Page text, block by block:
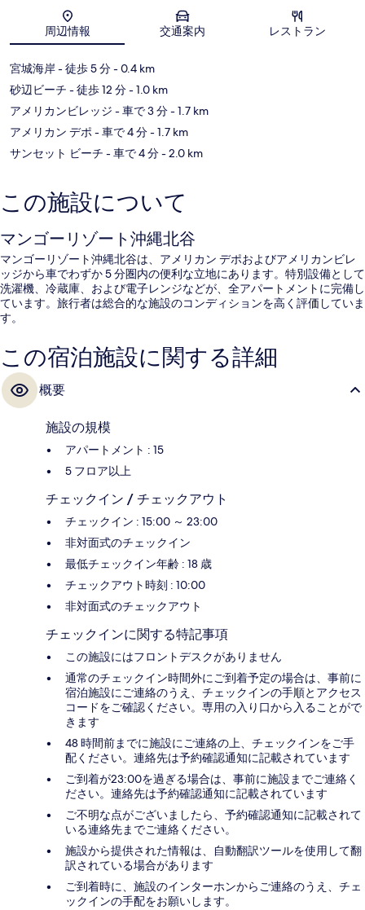
地図
周辺情報 交通案内 レストラン
宮城海岸- 徒歩 5 分- 0.4 km
砂辺ビーチ - 徒歩 12 分- 1.0 km
アメリカンビレッジ - 車で 3 分- 1.7 km
アメリカン デポ - 車で 4 分- 1.7 km
サンセット ビーチ - 車で 4 分- 2.0 km
この施設について
マンゴーリゾート沖縄北谷
マンゴーリゾート沖縄北谷は、アメリカン デポおよびアメリカンビレ
ッジから車でわずか 5 分圏内の便利な立地にあります。特別設備として
洗濯機、冷蔵庫、および電子レンジなどが、全アパートメントに完備し
ています。旅行者は総合的な施設のコンディションを高く評価していま
す。
この宿泊施設に関する詳細
概要
施設の規模
アパートメント : 15
5 フロア以上
チェックイン / チェックアウト
チェックイン : 15:00 ～ 23:00
非対面式のチェックイン
最低チェックイン年齢 : 18 歳
チェックアウト時刻 : 10:00
非対面式のチェックアウト
チェックインに関する特記事項
この施設にはフロントデスクがありません
通常のチェックイン時間外にご到着予定の場合は、事前に
宿泊施設にご連絡のうえ、チェックインの手順とアクセス
コードをご確認ください。専用の入り口から入ることがで
きます
48 時間前までに施設にご連絡の上、チェックインをご手
配ください。連絡先は予約確認通知に記載されています
ご到着が23:00を過ぎる場合は、事前に施設までご連絡く
ださい。連絡先は予約確認通知に記載されています
ご不明な点がございましたら、予約確認通知に記載されて
いる連絡先までご連絡ください。
施設から提供された情報は、自動翻訳ツールを使用して翻
訳されている場合があります
ご到着時に、施設のインターホンからご連絡のうえ、チェ
ックインの手配をお願いします。